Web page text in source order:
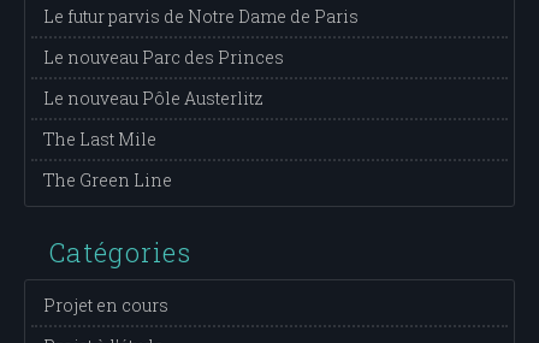
Le futur parvis de Notre Dame de Paris
Le nouveau Parc des Princes
Le nouveau Pôle Austerlitz
The Last Mile
The Green Line
Catégories
Projet en cours